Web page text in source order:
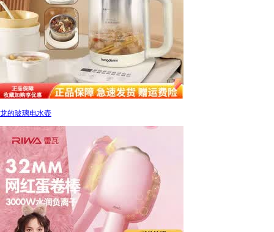
龙的玻璃电水壶